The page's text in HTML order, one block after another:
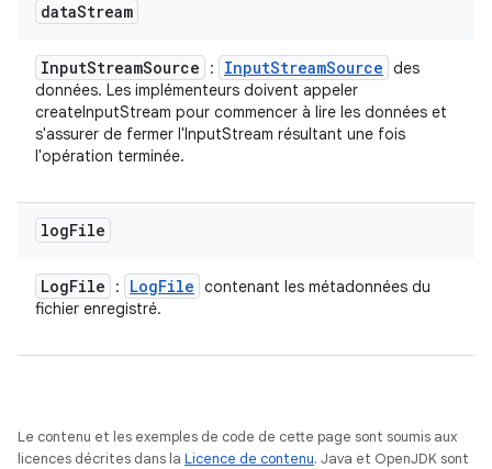
dataStream
InputStreamSource : InputStreamSource des
données. Les implémenteurs doivent appeler
createInputStream pour commencer à lire les données et
s'assurer de fermer l'InputStream résultant une fois
l'opération terminée.
logFile
LogFile : LogFile contenant les métadonnées du
fichier enregistré.
Le contenu et les exemples de code de cette page sont soumis aux
licences décrites dans la Licence de contenu. Java et OpenJDK sont